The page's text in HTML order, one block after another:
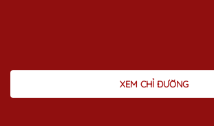
XEM CHỈ ĐƯỜNG